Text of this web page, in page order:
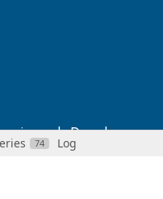
de Derechos
74 Log